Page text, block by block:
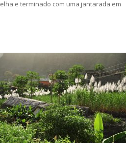
e terminado com uma jantarada em